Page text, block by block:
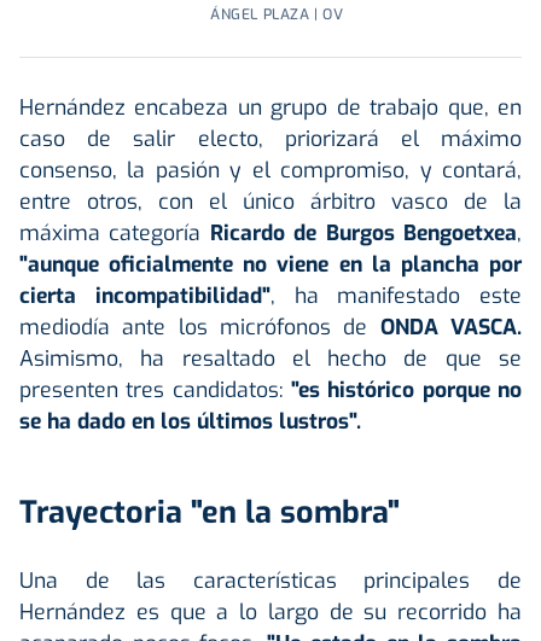
ÁNGEL PLAZA | OV
Hernández encabeza un grupo de trabajo que, en
caso de salir electo, priorizará el máximo
consenso, la pasión y el compromiso, y contará,
entre otros, con el único árbitro vasco de la
máxima categoría Ricardo de Burgos Bengoetxea,
"aunque oficialmente no viene en la plancha por
cierta incompatibilidad", ha manifestado este
mediodía ante los micrófonos de ONDA VASCA.
Asimismo, ha resaltado el hecho de que se
presenten tres candidatos: "es histórico porque no
se ha dado en los últimos lustros".
Trayectoria "en la sombra"
Una de las características principales de
Hernández es que a lo largo de su recorrido ha